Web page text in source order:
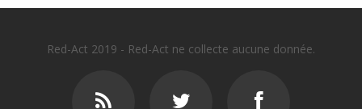
Red-Act 2019 - Red-Act ne collecte aucune donnée.